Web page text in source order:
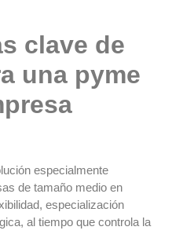
clave de
una pyme
especialmente
de tamaño medio en
especialización
al tiempo que controla la